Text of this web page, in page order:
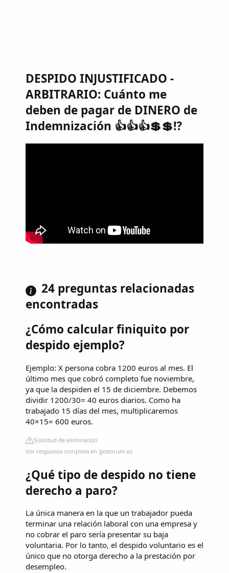
DESPIDO INJUSTIFICADO -
ARBITRARIO: Cuánto me
deben de pagar de DINERO de
Indemnización 👍👍👍💲💲⁉️
24 preguntas relacionadas
encontradas
¿Cómo calcular finiquito por
despido ejemplo?
Ejemplo: X persona cobra 1200 euros al mes. El
último mes que cobró completo fue noviembre,
ya que la despiden el 15 de diciembre. Debemos
dividir 1200/30= 40 euros diarios. Como ha
trabajado 15 días del mes, multiplicaremos
40×15= 600 euros.
Solicitud de eliminación
Ver respuesta completa en gestorum.es
¿Qué tipo de despido no tiene
derecho a paro?
La única manera en la que un trabajador pueda
terminar una relación laboral con una empresa y
no cobrar el paro sería presentar su baja
voluntaria. Por lo tanto, el despido voluntario es el
único que no otorga derecho a la prestación por
desempleo.